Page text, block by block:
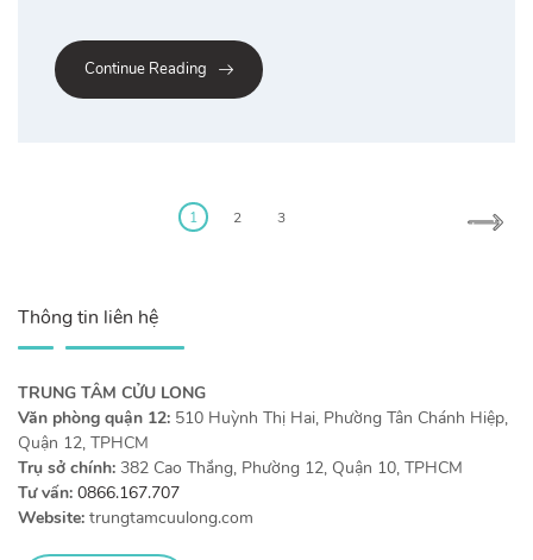
Continue Reading
1 2 3
Thông tin liên hệ
TRUNG TÂM CỬU LONG
Văn phòng quận 12: 510 Huỳnh Thị Hai, Phường Tân Chánh Hiệp,
Quận 12, TPHCM
Trụ sở chính: 382 Cao Thắng, Phường 12, Quận 10, TPHCM
Tư vấn: 0866.167.707
Website: trungtamcuulong.com